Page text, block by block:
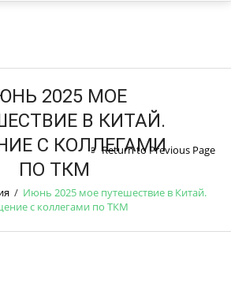
2025 МОЕ
В КИТАЙ.
С КОЛЛЕГАМИ
ПО ТКМ
/ Июнь 2025 мое путешествие в Китай.
с коллегами по ТКМ
Return to Previous Page